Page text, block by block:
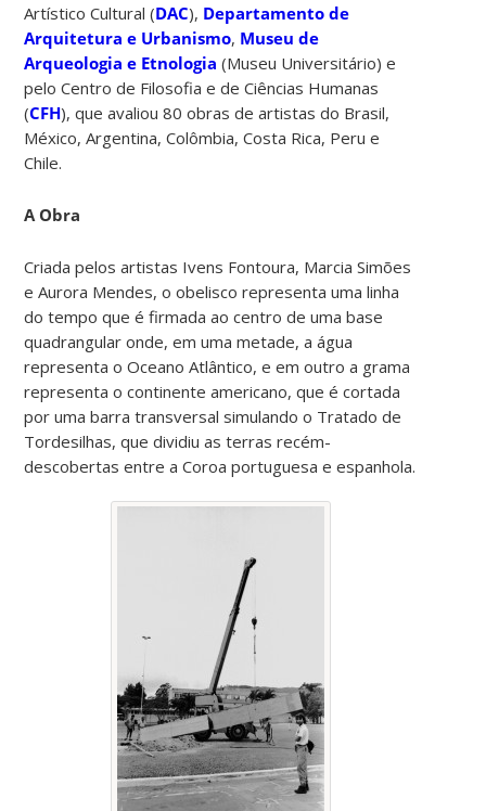
Artístico Cultural (DAC), Departamento de
Arquitetura e Urbanismo, Museu de
Arqueologia e Etnologia (Museu Universitário) e
pelo Centro de Filosofia e de Ciências Humanas
(CFH), que avaliou 80 obras de artistas do Brasil,
México, Argentina, Colômbia, Costa Rica, Peru e
Chile.
A Obra
Criada pelos artistas Ivens Fontoura, Marcia Simões
e Aurora Mendes, o obelisco representa uma linha
do tempo que é firmada ao centro de uma base
quadrangular onde, em uma metade, a água
representa o Oceano Atlântico, e em outro a grama
representa o continente americano, que é cortada
por uma barra transversal simulando o Tratado de
Tordesilhas, que dividiu as terras recém-
descobertas entre a Coroa portuguesa e espanhola.